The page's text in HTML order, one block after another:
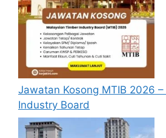
Jawatan Kosong MTIB 2026
Industry Board